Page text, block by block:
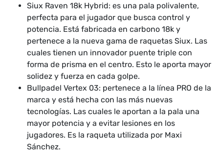
Siux Raven 18k Hybrid: es una pala polivalente,
perfecta para el jugador que busca control y
potencia. Está fabricada en carbono 18k y
pertenece a la nueva gama de raquetas Siux. Las
cuales tienen un innovador puente triple con
forma de prisma en el centro. Esto le aporta mayor
solidez y fuerza en cada golpe.
Bullpadel Vertex 03: pertenece a la línea PRO de la
marca y está hecha con las más nuevas
tecnologías. Las cuales le aportan a la pala una
mayor potencia y a evitar lesiones en los
jugadores. Es la raqueta utilizada por Maxi
Sánchez.